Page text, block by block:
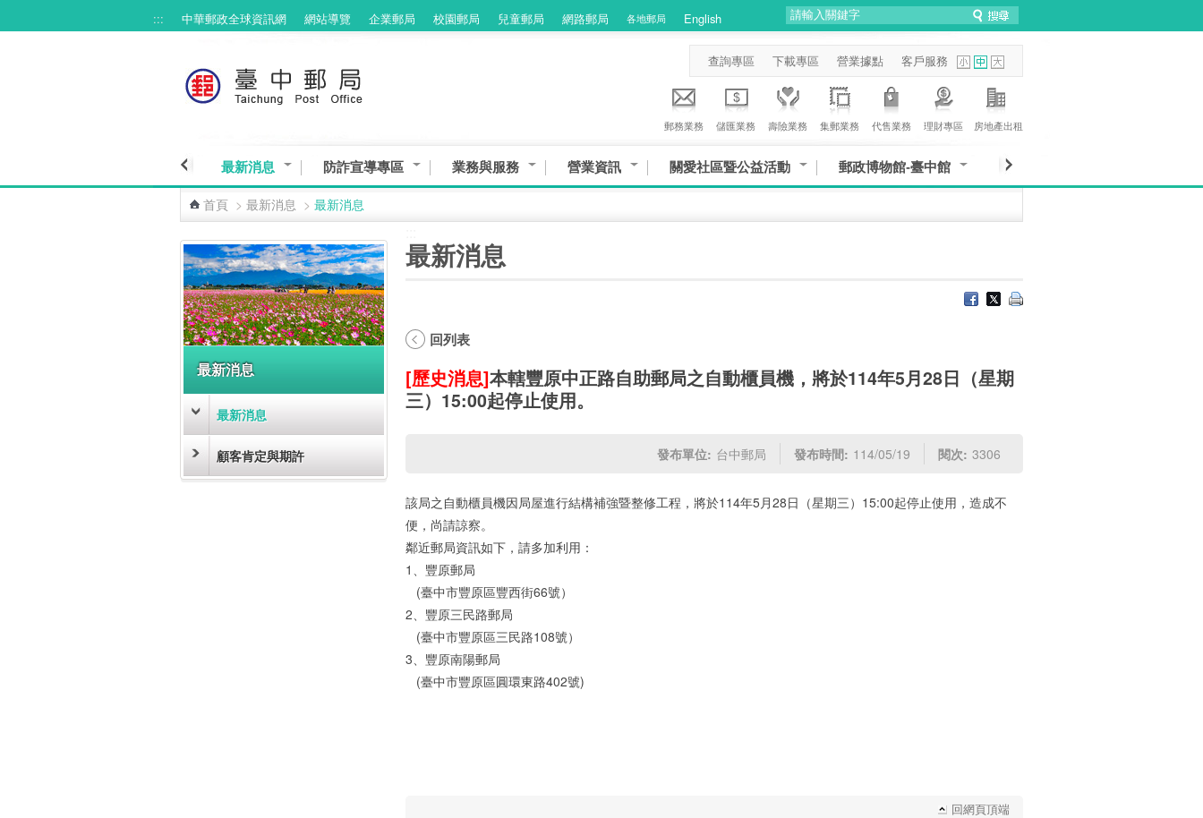
::: 中華郵政全球資訊網 網站導覽 企業郵局 校園郵局 兒童郵局 網路郵局 各地郵局 English
查詢專區 下載專區 營業據點 客戶服務
郵務業務 儲匯業務 壽險業務 集郵業務 代售業務 理財專區 房地產出租
最新消息 防詐宣導專區 業務與服務 營業資訊 關愛社區暨公益活動 郵政博物館-臺中館
首頁 > 最新消息 > 最新消息
最新消息
最新消息
顧客肯定與期許
最新消息
回列表
[歷史消息]本轄豐原中正路自助郵局之自動櫃員機，將於114年5月28日（星期
三）15:00起停止使用。
發布單位: 台中郵局 發布時間: 114/05/19 閱次: 3306
該局之自動櫃員機因局屋進行結構補強暨整修工程，將於114年5月28日（星期三）15:00起停止使用，造成不
便，尚請諒察。
鄰近郵局資訊如下，請多加利用：
1、豐原郵局
(臺中市豐原區豐西街66號）
2、豐原三民路郵局
(臺中市豐原區三民路108號）
3、豐原南陽郵局
(臺中市豐原區圓環東路402號)
回網頁頂端